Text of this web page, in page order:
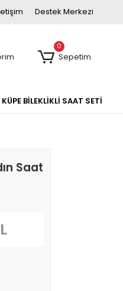
Destek Merkezi
0
Sepetim
BİLEKLİKLİ SAAT SETİ
Saat